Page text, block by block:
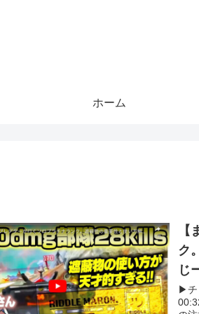
ホーム
ク
じ
▶︎チ